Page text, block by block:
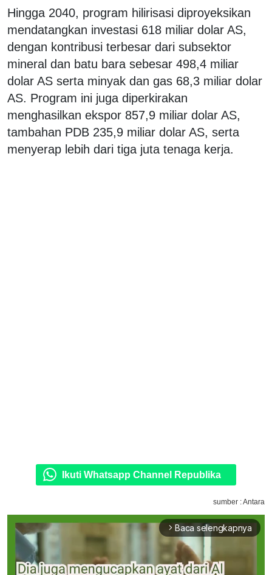
Hingga 2040, program hilirisasi diproyeksikan
mendatangkan investasi 618 miliar dolar AS,
dengan kontribusi terbesar dari subsektor
mineral dan batu bara sebesar 498,4 miliar
dolar AS serta minyak dan gas 68,3 miliar dolar
AS. Program ini juga diperkirakan
menghasilkan ekspor 857,9 miliar dolar AS,
tambahan PDB 235,9 miliar dolar AS, serta
menyerap lebih dari tiga juta tenaga kerja.
Ikuti Whatsapp Channel Republika
sumber : Antara
arrow_forward_ios Baca selengkapnya